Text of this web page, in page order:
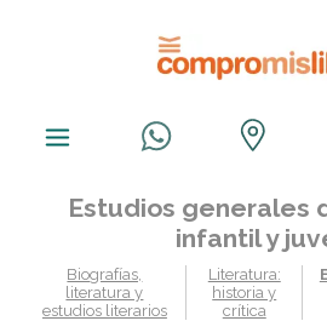
Estudios generales
infantil y
Biografías,
literatura y
estudios literarios
Literatura:
historia y
crítica